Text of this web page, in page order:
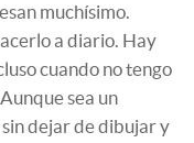
muchísimo.
a diario. Hay
cuando no tengo
sea un
dejar de dibujar y